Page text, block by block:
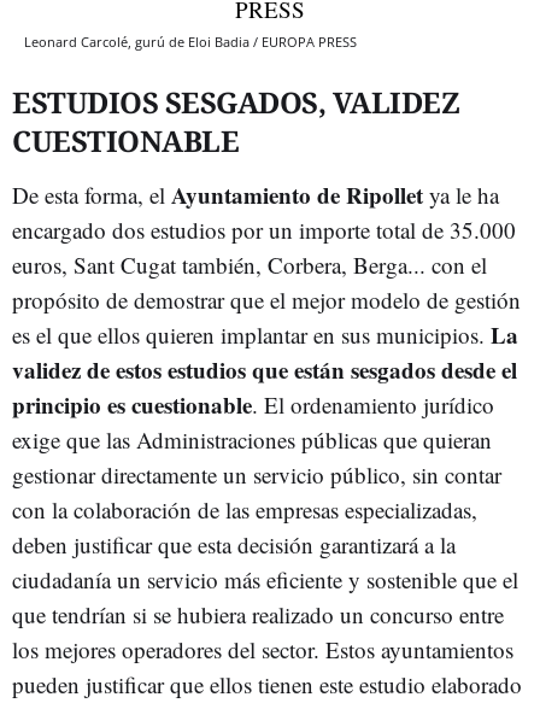
Leonard Carcolé, gurú de Eloi Badia / EUROPA PRESS
ESTUDIOS SESGADOS, VALIDEZ
CUESTIONABLE
De esta forma, el Ayuntamiento de Ripollet ya le ha
encargado dos estudios por un importe total de 35.000
euros, Sant Cugat también, Corbera, Berga... con el
propósito de demostrar que el mejor modelo de gestión
es el que ellos quieren implantar en sus municipios. La
validez de estos estudios que están sesgados desde el
principio es cuestionable. El ordenamiento jurídico
exige que las Administraciones públicas que quieran
gestionar directamente un servicio público, sin contar
con la colaboración de las empresas especializadas,
deben justificar que esta decisión garantizará a la
ciudadanía un servicio más eficiente y sostenible que el
que tendrían si se hubiera realizado un concurso entre
los mejores operadores del sector. Estos ayuntamientos
pueden justificar que ellos tienen este estudio elaborado